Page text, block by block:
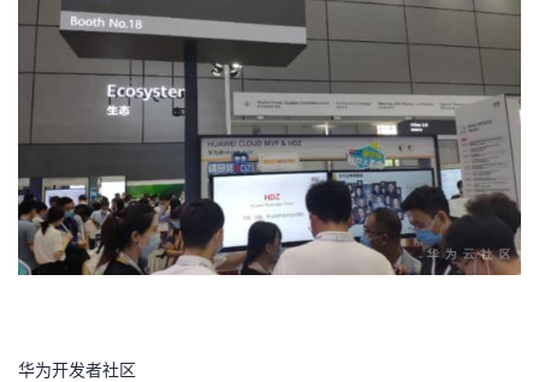
华为开发者社区